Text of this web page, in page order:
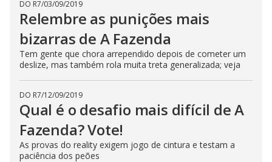
DO R7/03/09/2019
Relembre as punições mais
bizarras de A Fazenda
Tem gente que chora arrependido depois de cometer um
deslize, mas também rola muita treta generalizada; veja
DO R7/12/09/2019
Qual é o desafio mais difícil de A
Fazenda? Vote!
As provas do reality exigem jogo de cintura e testam a
paciência dos peões